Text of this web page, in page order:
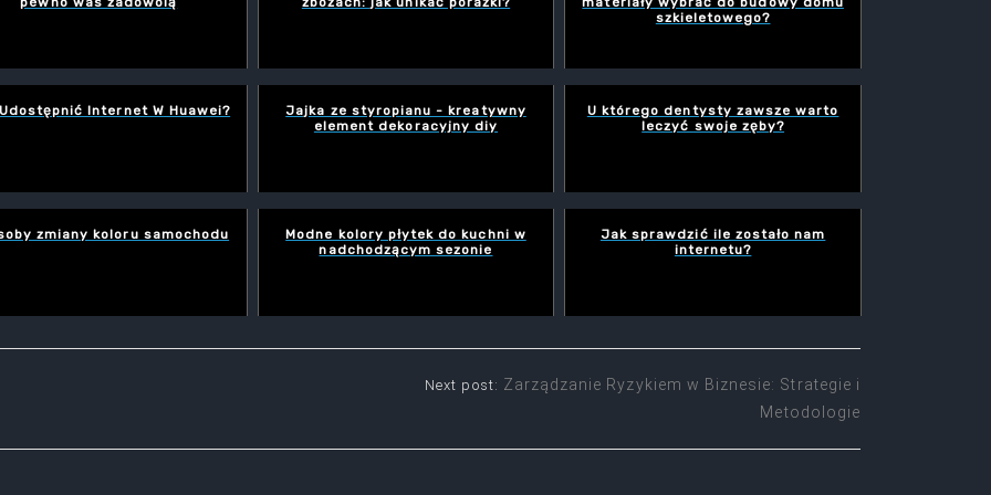
szkieletowego?
Internet W Huawei?
Jajka ze styropianu - kreatywny
element dekoracyjny diy
U którego dentysty zawsze warto
leczyć swoje zęby?
zmiany koloru samochodu
Modne kolory płytek do kuchni w
nadchodzącym sezonie
Jak sprawdzić ile zostało nam
internetu?
Next post: Zarządzanie Ryzykiem w Biznesie: Strategie i
Metodologie